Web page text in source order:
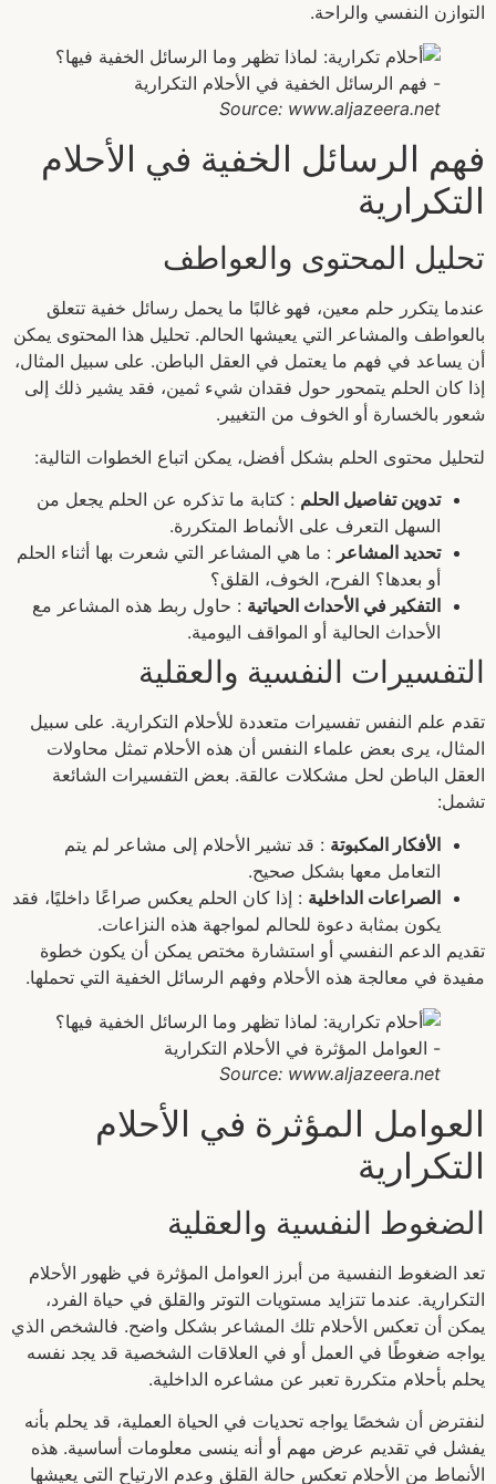
التوازن النفسي والراحة.
Source: www.aljazeera.net
فهم الرسائل الخفية في الأحلام
التكرارية
تحليل المحتوى والعواطف
عندما يتكرر حلم معين، فهو غالبًا ما يحمل رسائل خفية تتعلق
بالعواطف والمشاعر التي يعيشها الحالم. تحليل هذا المحتوى يمكن
أن يساعد في فهم ما يعتمل في العقل الباطن. على سبيل المثال،
إذا كان الحلم يتمحور حول فقدان شيء ثمين، فقد يشير ذلك إلى
شعور بالخسارة أو الخوف من التغيير.
لتحليل محتوى الحلم بشكل أفضل، يمكن اتباع الخطوات التالية:
تدوين تفاصيل الحلم : كتابة ما تذكره عن الحلم يجعل من
السهل التعرف على الأنماط المتكررة.
تحديد المشاعر : ما هي المشاعر التي شعرت بها أثناء الحلم
أو بعدها؟ الفرح، الخوف، القلق؟
التفكير في الأحداث الحياتية : حاول ربط هذه المشاعر مع
الأحداث الحالية أو المواقف اليومية.
التفسيرات النفسية والعقلية
تقدم علم النفس تفسيرات متعددة للأحلام التكرارية. على سبيل
المثال، يرى بعض علماء النفس أن هذه الأحلام تمثل محاولات
العقل الباطن لحل مشكلات عالقة. بعض التفسيرات الشائعة
تشمل:
الأفكار المكبوتة : قد تشير الأحلام إلى مشاعر لم يتم
التعامل معها بشكل صحيح.
الصراعات الداخلية : إذا كان الحلم يعكس صراعًا داخليًا، فقد
يكون بمثابة دعوة للحالم لمواجهة هذه النزاعات.
تقديم الدعم النفسي أو استشارة مختص يمكن أن يكون خطوة
مفيدة في معالجة هذه الأحلام وفهم الرسائل الخفية التي تحملها.
Source: www.aljazeera.net
العوامل المؤثرة في الأحلام
التكرارية
الضغوط النفسية والعقلية
تعد الضغوط النفسية من أبرز العوامل المؤثرة في ظهور الأحلام
التكرارية. عندما تتزايد مستويات التوتر والقلق في حياة الفرد،
يمكن أن تعكس الأحلام تلك المشاعر بشكل واضح. فالشخص الذي
يواجه ضغوطًا في العمل أو في العلاقات الشخصية قد يجد نفسه
يحلم بأحلام متكررة تعبر عن مشاعره الداخلية.
لنفترض أن شخصًا يواجه تحديات في الحياة العملية، قد يحلم بأنه
يفشل في تقديم عرض مهم أو أنه ينسى معلومات أساسية. هذه
الأنماط من الأحلام تعكس حالة القلق وعدم الارتياح التي يعيشها